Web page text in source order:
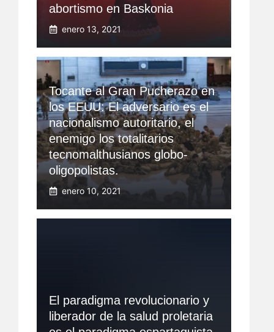
abortismo en Baskonia
enero 13, 2021
Tocante al Gran Pucherazo en
los EEUU: El adversario es el
nacionalismo autoritario, el
enemigo los totalitarios
tecnomalthusianos globo-
oligopolistas.
enero 10, 2021
El paradigma revolucionario y
liberador de la salud proletaria